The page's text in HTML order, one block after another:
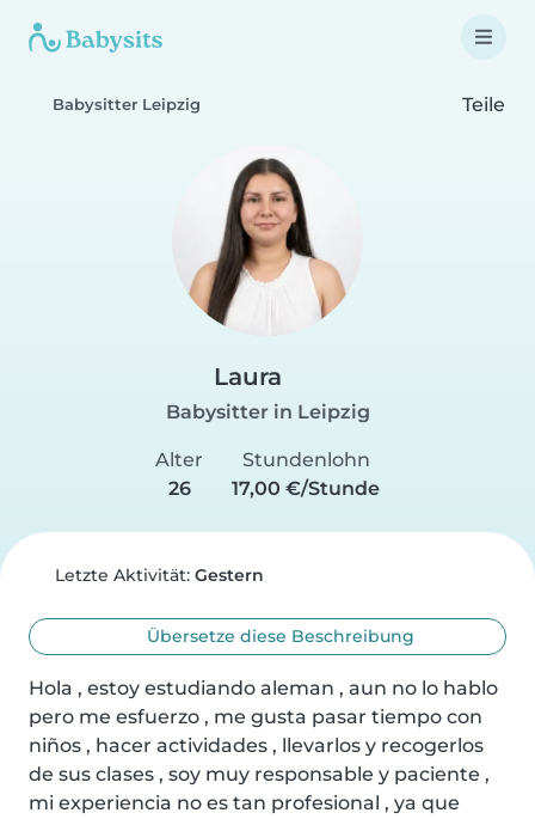
Babysitter Leipzig Teile
Laura
Babysitter in Leipzig
Alter
26
Stundenlohn
17,00 €/Stunde
Letzte Aktivität: Gestern
Übersetze diese Beschreibung
Hola , estoy estudiando aleman , aun no lo hablo
pero me esfuerzo , me gusta pasar tiempo con
niños , hacer actividades , llevarlos y recogerlos
de sus clases , soy muy responsable y paciente ,
mi experiencia no es tan profesional , ya que